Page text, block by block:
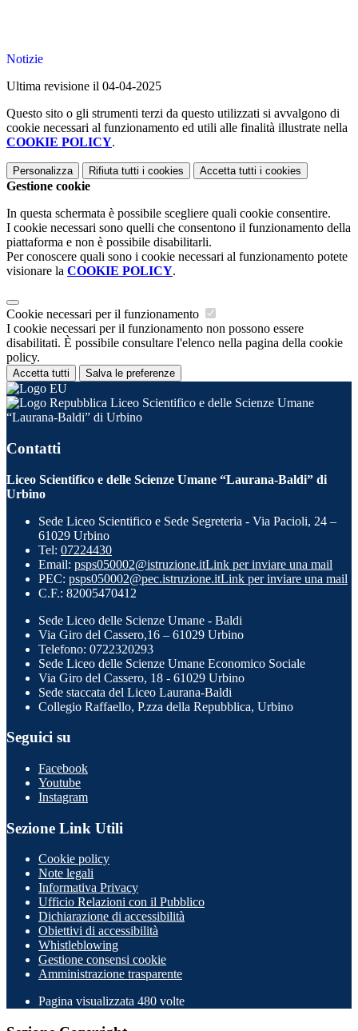
Notizie
Ultima revisione il 04-04-2025
Questo sito o gli strumenti terzi da questo utilizzati si avvalgono di
cookie necessari al funzionamento ed utili alle finalità illustrate nella
COOKIE POLICY.
Personalizza Rifiuta tutti i cookies Accetta tutti i cookies
Gestione cookie
In questa schermata è possibile scegliere quali cookie consentire.
I cookie necessari sono quelli che consentono il funzionamento della
piattaforma e non è possibile disabilitarli.
Per conoscere quali sono i cookie necessari al funzionamento potete
visionare la COOKIE POLICY.
Cookie necessari per il funzionamento
I cookie necessari per il funzionamento non possono essere
disabilitati. È possibile consultare l'elenco nella pagina della cookie
policy.
Accetta tutti Salva le preferenze
Liceo Scientifico e delle Scienze Umane
“Laurana-Baldi” di Urbino
Contatti
Liceo Scientifico e delle Scienze Umane “Laurana-Baldi” di
Urbino
Sede Liceo Scientifico e Sede Segreteria - Via Pacioli, 24 –
61029 Urbino
Tel: 07224430
Email: psps050002@istruzione.itLink per inviare una mail
PEC: psps050002@pec.istruzione.itLink per inviare una mail
C.F.: 82005470412
Sede Liceo delle Scienze Umane - Baldi
Via Giro del Cassero,16 – 61029 Urbino
Telefono: 0722320293
Sede Liceo delle Scienze Umane Economico Sociale
Via Giro del Cassero, 18 - 61029 Urbino
Sede staccata del Liceo Laurana-Baldi
Collegio Raffaello, P.zza della Repubblica, Urbino
Seguici su
Facebook
Youtube
Instagram
Sezione Link Utili
Cookie policy
Note legali
Informativa Privacy
Ufficio Relazioni con il Pubblico
Dichiarazione di accessibilità
Obiettivi di accessibilità
Whistleblowing
Gestione consensi cookie
Amministrazione trasparente
Pagina visualizzata 480 volte